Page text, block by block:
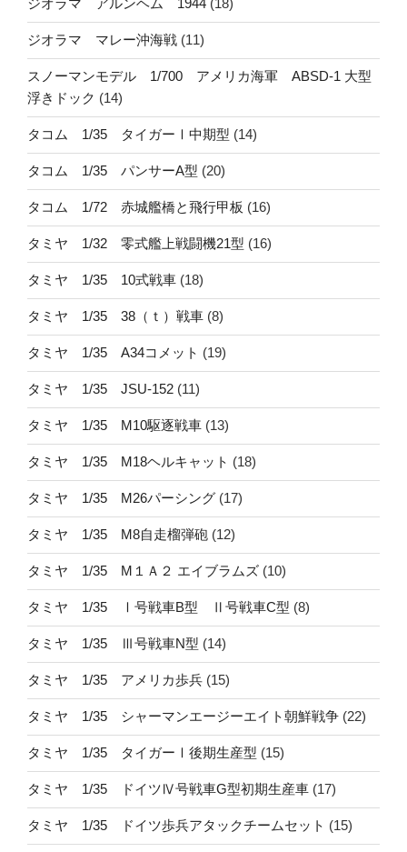
ジオラマ アルンヘム 1944 (18)
ジオラマ マレー沖海戦 (11)
スノーマンモデル 1/700 アメリカ海軍 ABSD-1 大型
浮きドック (14)
タコム 1/35 タイガーⅠ中期型 (14)
タコム 1/35 パンサーA型 (20)
タコム 1/72 赤城艦橋と飛行甲板 (16)
タミヤ 1/32 零式艦上戦闘機21型 (16)
タミヤ 1/35 10式戦車 (18)
タミヤ 1/35 38（ｔ）戦車 (8)
タミヤ 1/35 A34コメット (19)
タミヤ 1/35 JSU-152 (11)
タミヤ 1/35 M10駆逐戦車 (13)
タミヤ 1/35 M18ヘルキャット (18)
タミヤ 1/35 M26パーシング (17)
タミヤ 1/35 M8自走榴弾砲 (12)
タミヤ 1/35 M１Ａ２ エイブラムズ (10)
タミヤ 1/35 Ⅰ号戦車B型 Ⅱ号戦車C型 (8)
タミヤ 1/35 Ⅲ号戦車N型 (14)
タミヤ 1/35 アメリカ歩兵 (15)
タミヤ 1/35 シャーマンエージーエイト朝鮮戦争 (22)
タミヤ 1/35 タイガーⅠ後期生産型 (15)
タミヤ 1/35 ドイツⅣ号戦車G型初期生産車 (17)
タミヤ 1/35 ドイツ歩兵アタックチームセット (15)